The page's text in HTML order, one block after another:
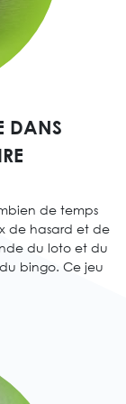
DANS
de temps
de hasard et de
du loto et du
bingo. Ce jeu